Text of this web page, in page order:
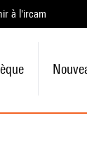
à l'ircam